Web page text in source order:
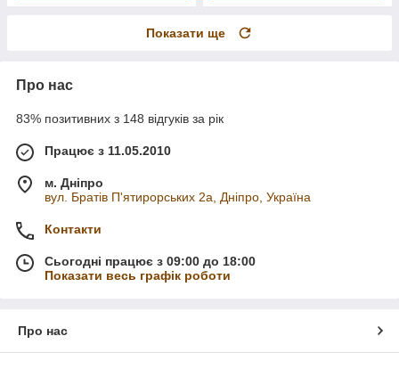
Показати ще
Про нас
83% позитивних з 148 відгуків за рік
Працює з 11.05.2010
м. Дніпро
вул. Братів П'ятирорських 2а, Дніпро, Україна
Контакти
Сьогодні працює з 09:00 до 18:00
Показати весь графік роботи
Про нас